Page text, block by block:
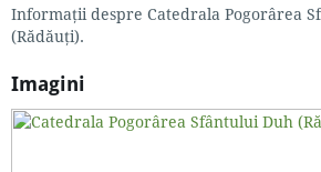
Informații despre Catedrala Pogorârea
(Rădăuți).
Imagini